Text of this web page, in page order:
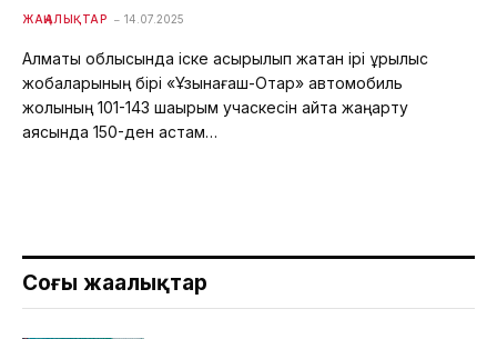
ЖАҢАЛЫҚТАР 14.07.2025
Алматы облысында іске асырылып жатқан ірі құрылыс
жобаларының бірі «Ұзынағаш-Отар» автомобиль
жолының 101-143 шақырым учаскесін қайта жаңарту
аясында 150-ден астам…
Соңғы жаңалықтар